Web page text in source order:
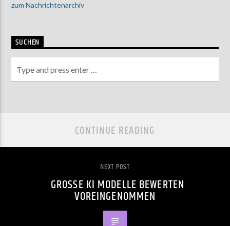
zum Nachrichtenarchiv
SUCHEN
CONTINUE READING
NEXT POST
GROSSE KI MODELLE BEWERTEN V
OREINGENOMMEN